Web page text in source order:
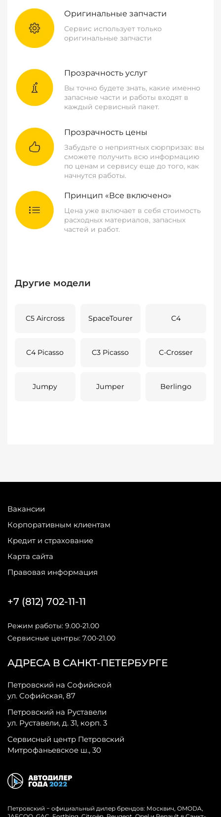
Оригинальные запчасти
Сервис использует только
оригинальные запчасти
Прозрачность услуг
Вы точно будете знать, какие именно
запасные части и работы входят в
каждый сервисный пакет.
Прозрачность цены
Забудьте о неприятных сюрпризах: вы
сможете получить всю информацию
по ценам и сервису еще до того, как
начнутся работы.
Принцип «Все включено»
Цена уже включает в себя стоимость
расходных материалов, запасных
частей и работ.
Другие модели
C5 Aircross SpaceTourer C4
C4 Picasso C3 Picasso C-Crosser
Jumpy Jumper Berlingo
Вакансии
Корпоративным клиентам
Кредит и страхование
Карта сайта
Правовая информация
АДРЕСА В САНКТ-ПЕТЕРБУРГЕ
Петровский на Софийской
ул. Софийская, 87
Петровский на Руставели
ул. Руставели, д. 31, корп. 3
Сервисный центр Петровский
Митрофаньевское ш., 30
+7 (812) 702-11-11
Режим работы: 9.00-21.00
Сервисные центры: 7.00-21.00
Петровский − официальный дилер брендов: Москвич, OMODA,